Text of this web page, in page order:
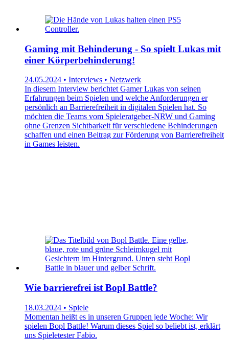
Gaming mit Behinderung - So spielt Lukas mit
einer Körperbehinderung!
24.05.2024 • Interviews • Netzwerk
In diesem Interview berichtet Gamer Lukas von seinen
Erfahrungen beim Spielen und welche Anforderungen er
persönlich an Barrierefreiheit in digitalen Spielen hat. So
möchten die Teams vom Spieleratgeber-NRW und Gaming
ohne Grenzen Sichtbarkeit für verschiedene Behinderungen
schaffen und einen Beitrag zur Förderung von Barrierefreiheit
in Games leisten.
Wie barrierefrei ist Bopl Battle?
18.03.2024 • Spiele
Momentan heißt es in unseren Gruppen jede Woche: Wir
spielen Bopl Battle! Warum dieses Spiel so beliebt ist, erklärt
uns Spieletester Fabio.